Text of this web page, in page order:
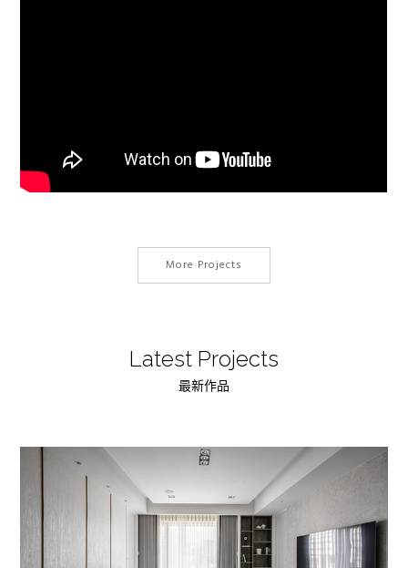
More Projects
Latest Projects
最新作品